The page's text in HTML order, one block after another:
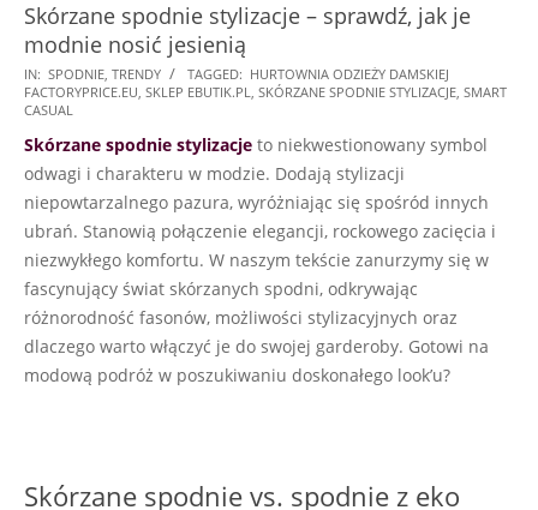
Skórzane spodnie stylizacje – sprawdź, jak je
modnie nosić jesienią
2023-
10-
IN: SPODNIE, TRENDY TAGGED: HURTOWNIA ODZIEŻY DAMSKIEJ
FACTORYPRICE.EU, SKLEP EBUTIK.PL, SKÓRZANE SPODNIE STYLIZACJE, SMART
CASUAL
Skórzane spodnie stylizacje to niekwestionowany symbol
odwagi i charakteru w modzie. Dodają stylizacji
niepowtarzalnego pazura, wyróżniając się spośród innych
ubrań. Stanowią połączenie elegancji, rockowego zacięcia i
niezwykłego komfortu. W naszym tekście zanurzymy się w
fascynujący świat skórzanych spodni, odkrywając
różnorodność fasonów, możliwości stylizacyjnych oraz
dlaczego warto włączyć je do swojej garderoby. Gotowi na
modową podróż w poszukiwaniu doskonałego look’u?
Skórzane spodnie vs. spodnie z eko